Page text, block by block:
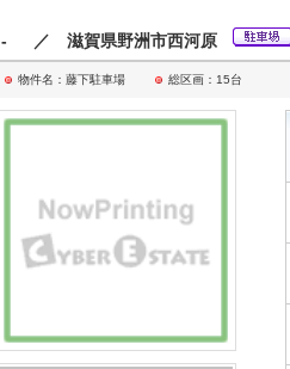
- ／ 滋賀県野洲市西河原
物件名：藤下駐車場 総区画：15台